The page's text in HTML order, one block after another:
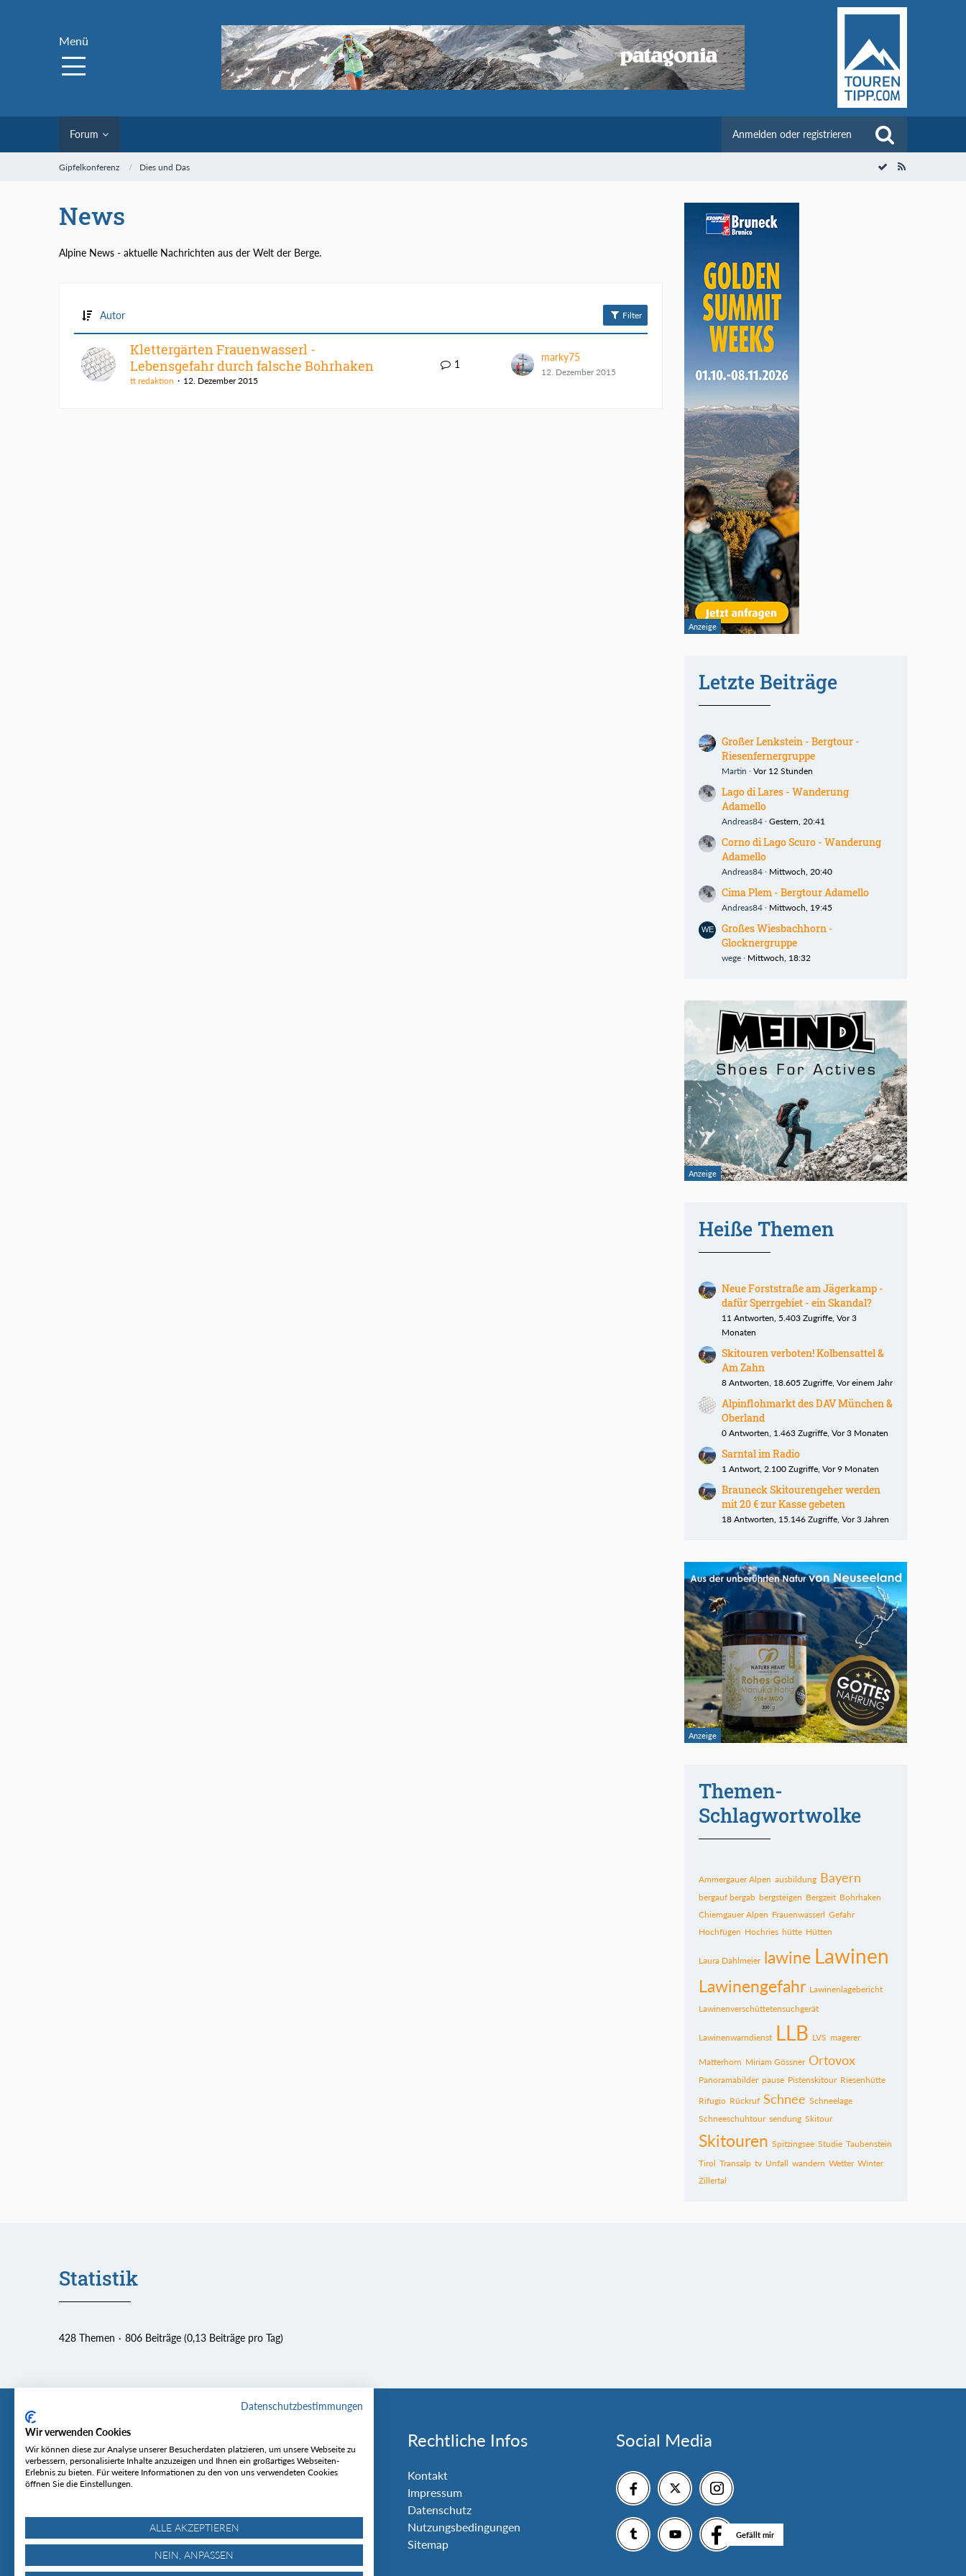
Menü
Forum Anmelden oder registrieren
Gipfelkonferenz Dies und Das
News
Alpine News - aktuelle Nachrichten aus der Welt der Berge.
Autor Filter
Klettergärten Frauenwasserl -
Lebensgefahr durch falsche Bohrhaken
tt redaktion 12. Dezember 2015
1
marky75
12. Dezember 2015
Letzte Beiträge
Großer Lenkstein - Bergtour -
Riesenfernergruppe
Martin Vor 12 Stunden
Lago di Lares - Wanderung
Adamello
Andreas84 Gestern, 20:41
Corno di Lago Scuro - Wanderung
Adamello
Andreas84 Mittwoch, 20:40
Cima Plem - Bergtour Adamello
Andreas84 Mittwoch, 19:45
Großes Wiesbachhorn -
Glocknergruppe
wege Mittwoch, 18:32
Heiße Themen
Neue Forststraße am Jägerkamp -
dafür Sperrgebiet - ein Skandal?
11 Antworten, 5.403 Zugriffe, Vor 3
Monaten
Skitouren verboten! Kolbensattel &
Am Zahn
8 Antworten, 18.605 Zugriffe, Vor einem Jahr
Alpinflohmarkt des DAV München &
Oberland
0 Antworten, 1.463 Zugriffe, Vor 3 Monaten
Sarntal im Radio
1 Antwort, 2.100 Zugriffe, Vor 9 Monaten
Brauneck Skitourengeher werden
mit 20 € zur Kasse gebeten
18 Antworten, 15.146 Zugriffe, Vor 3 Jahren
Themen-
Schlagwortwolke
Ammergauer Alpen ausbildung Bayern
bergauf bergab bergsteigen Bergzeit Bohrhaken
Chiemgauer Alpen Frauenwasserl Gefahr
Hochfügen Hochries hütte Hütten
Laura Dahlmeier lawine Lawinen
Lawinengefahr Lawinenlagebericht
Lawinenverschüttetensuchgerät
Lawinenwarndienst LLB LVS magerer
Matterhorn Miriam Gössner Ortovox
Panoramabilder pause Pistenskitour Riesenhütte
Rifugio Rückruf Schnee Schneelage
Schneeschuhtour sendung Skitour
Skitouren Spitzingsee Studie Taubenstein
Tirol Transalp tv Unfall wandern Wetter Winter
Zillertal
Statistik
428 Themen 806 Beiträge (0,13 Beiträge pro Tag)
Tourentipp
Über uns
Wetter & Lawinenlage
Rechtliche Infos
Kontakt
Impressum
Datenschutz
Nutzungsbedingungen
Sitemap
Social Media
Gefällt mir
Datenschutzbestimmungen
Wir verwenden Cookies
Wir können diese zur Analyse unserer Besucherdaten platzieren, um unsere Webseite zu
verbessern, personalisierte Inhalte anzuzeigen und Ihnen ein großartiges Webseiten-
Erlebnis zu bieten. Für weitere Informationen zu den von uns verwendeten Cookies
öffnen Sie die Einstellungen.
ALLE AKZEPTIEREN
NEIN, ANPASSEN